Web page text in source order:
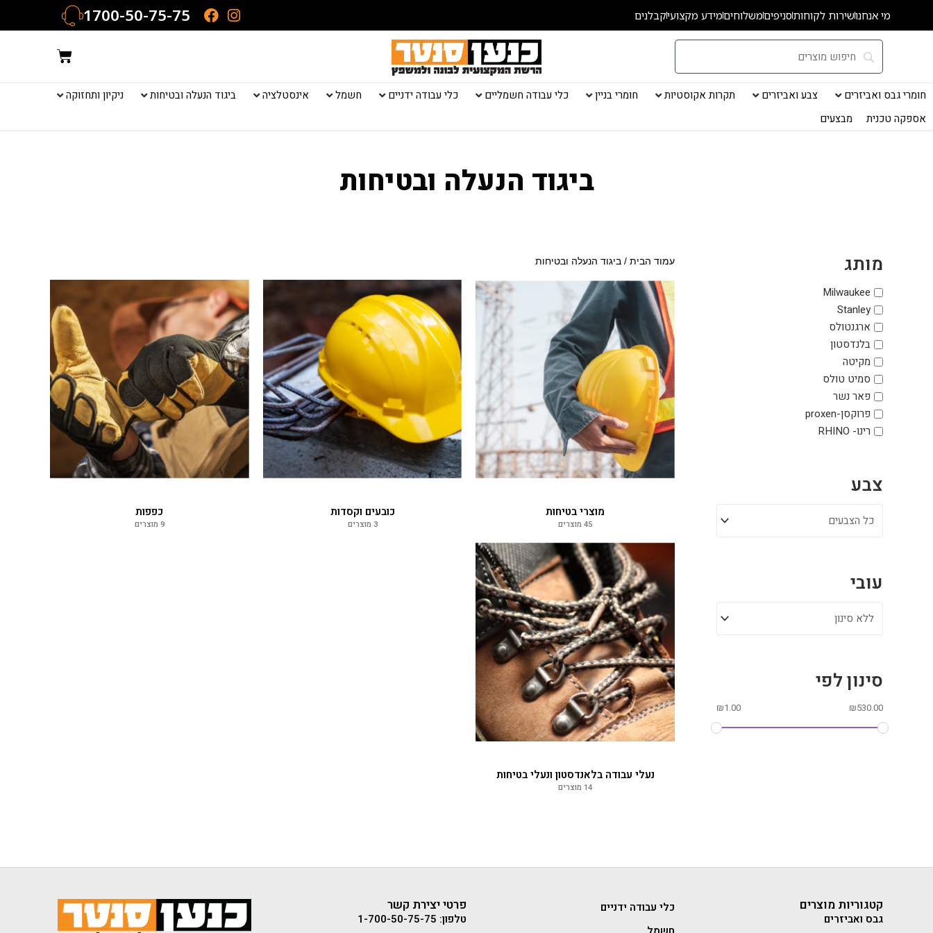
מי אנחנושירות לקוחותסניפיםמשלוחיםמידע מקצועיקבלנים 1700-50-75-75
עגלת
קניות
חומרי גבס ואביזרים צבע ואביזרים תקרות אקוסטיות חומרי בניין כלי עבודה חשמליים כלי עבודה ידניים חשמל אינסטלציה ביגוד הנעלה ובטיחות
ניקיון ותחזוקה
אספקה טכנית
מבצעים
ביגוד הנעלה ובטיחות
מותג
Milwaukee
Stanley
ארגנטולס
בלנדסטון
מקיטה
סמיט טולס
פאר נשר
פרוקסן-proxen
רינו- RHINO
צבע
עובי
סינון לפי
₪1.00 ₪530.00
עמוד הבית / ביגוד הנעלה ובטיחות
מוצרי בטיחות
45 מוצרים
כובעים וקסדות
3 מוצרים
כפפות
9 מוצרים
נעלי עבודה בלאנדסטון ונעלי בטיחות
14 מוצרים
קטגוריות מוצרים
גבס ואביזרים
כלי עבודה ידניים
פרטי יצירת קשר
טלפון: 1-700-50-75-75